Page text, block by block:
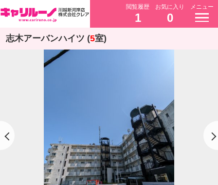
閲覧履歴
1
お気に入り
0
メニュー
志木アーバンハイツ (5室)